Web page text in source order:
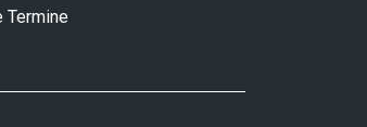
Termine